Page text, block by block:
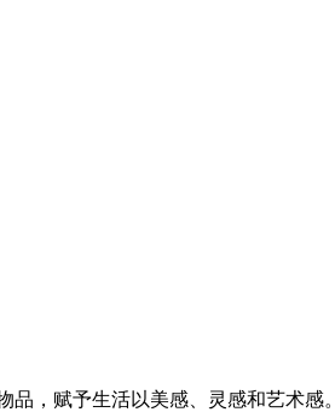
品，赋予生活以美感、灵感和艺术感。